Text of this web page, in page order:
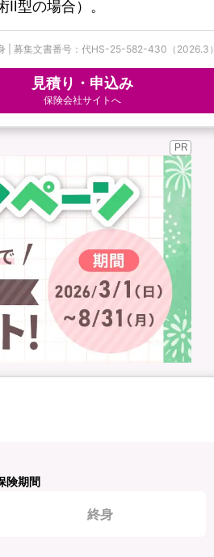
型の場合）。
| 募集文書番号：代HS-25-582-430（2026.3）
見積り・申込み
保険会社サイトへ
PR
険期間
終身